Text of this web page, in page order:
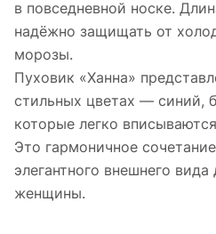
в повседневной носке.
надёжно защищать от
морозы.
Пуховик «Ханна»
стильных цветах — синий,
которые легко
Это гармоничное
элегантного внешнего
женщины.